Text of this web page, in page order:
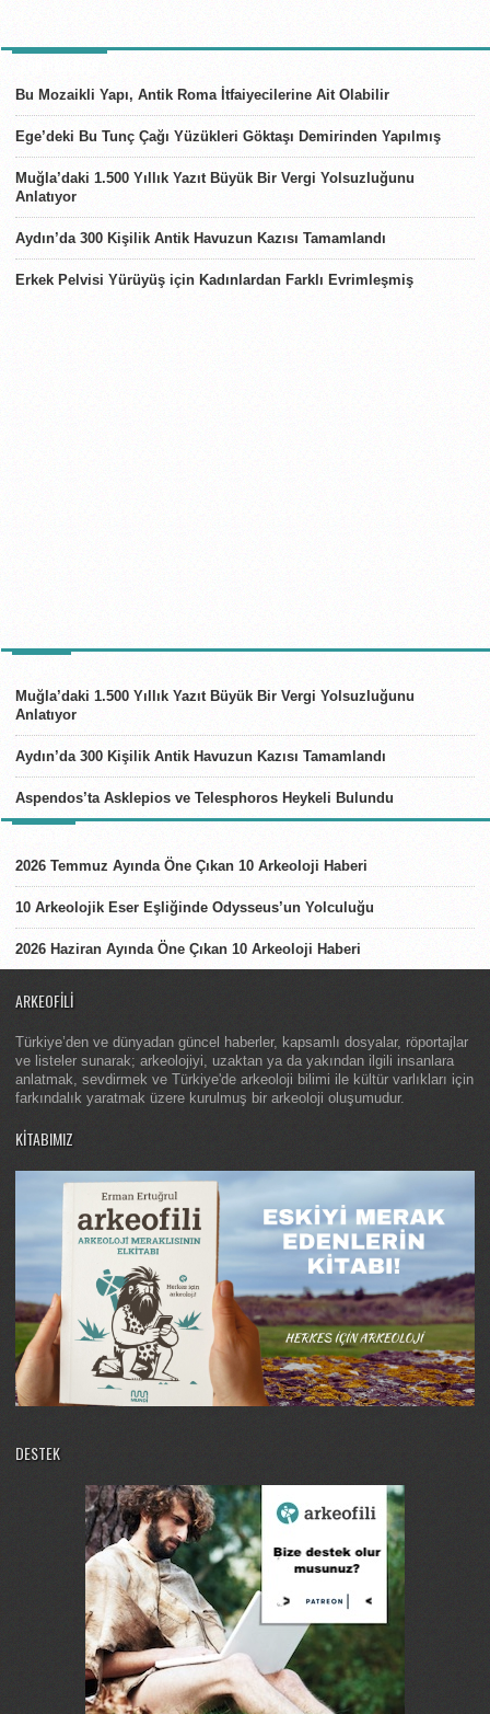
Bu Mozaikli Yapı, Antik Roma İtfaiyecilerine Ait Olabilir
Ege’deki Bu Tunç Çağı Yüzükleri Göktaşı Demirinden Yapılmış
Muğla’daki 1.500 Yıllık Yazıt Büyük Bir Vergi Yolsuzluğunu
Anlatıyor
Aydın’da 300 Kişilik Antik Havuzun Kazısı Tamamlandı
Erkek Pelvisi Yürüyüş için Kadınlardan Farklı Evrimleşmiş
Muğla’daki 1.500 Yıllık Yazıt Büyük Bir Vergi Yolsuzluğunu
Anlatıyor
Aydın’da 300 Kişilik Antik Havuzun Kazısı Tamamlandı
Aspendos’ta Asklepios ve Telesphoros Heykeli Bulundu
2026 Temmuz Ayında Öne Çıkan 10 Arkeoloji Haberi
10 Arkeolojik Eser Eşliğinde Odysseus’un Yolculuğu
2026 Haziran Ayında Öne Çıkan 10 Arkeoloji Haberi
ARKEOFILI
Türkiye’den ve dünyadan güncel haberler, kapsamlı dosyalar, röportajlar
ve listeler sunarak; arkeolojiyi, uzaktan ya da yakından ilgili insanlara
anlatmak, sevdirmek ve Türkiye'de arkeoloji bilimi ile kültür varlıkları için
farkındalık yaratmak üzere kurulmuş bir arkeoloji oluşumudur.
KITABIMIZ
DESTEK